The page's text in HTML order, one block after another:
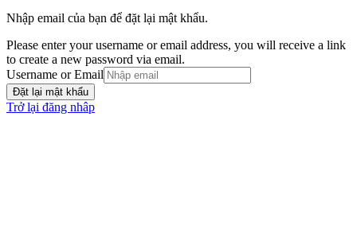
Nhập email của bạn để đặt lại mật khẩu.
Please enter your username or email address, you will receive a link
to create a new password via email.
Username or Email
Đặt lại mật khẩu
Trở lại đăng nhâp